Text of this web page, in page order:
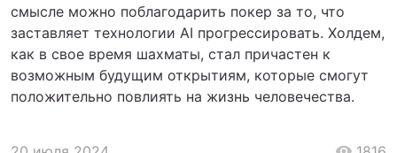
смысле можно поблагодарить покер за то, что
заставляет технологии AI прогрессировать. Холдем,
как в свое время шахматы, стал причастен к
возможным будущим открытиям, которые смогут
положительно повлиять на жизнь человечества.